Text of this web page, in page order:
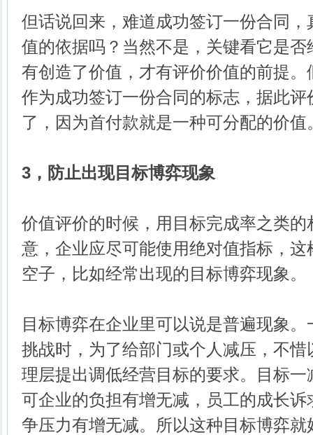
但话说回来，难道成功签订一份合同
值的依据吗？当然不是，关键看它是
有创造了价值，才有评价价值的前提
作为成功签订一份合同的标志，据此
了，因为首付款就是一种可分配的价值
3，防止出现目标博弈现象
价值评价的时候，用目标完成率之类
意，企业应尽可能使用绝对值指标，
空子，比如经常出现的目标博弈现象。
目标博弈在企业里可以说是普遍现象
挑战时，为了给部门或个人减压，不
理层提出调低经营目标的要求。目标
可企业的负担有增无减，员工的成长
争压力有增无减。所以这种目标博弈